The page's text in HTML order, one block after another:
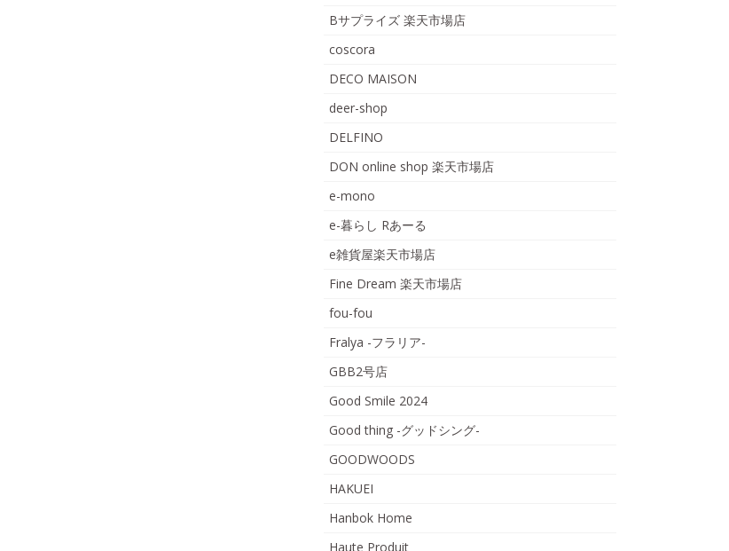
Bサプライズ 楽天市場店
coscora
DECO MAISON
deer-shop
DELFINO
DON online shop 楽天市場店
e-mono
e-暮らし Rあーる
e雑貨屋楽天市場店
Fine Dream 楽天市場店
fou-fou
Fralya -フラリア-
GBB2号店
Good Smile 2024
Good thing -グッドシング-
GOODWOODS
HAKUEI
Hanbok Home
Haute Produit